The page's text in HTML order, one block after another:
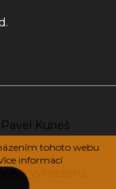
tohoto webu
informací
Kuneš
vyhrazena.